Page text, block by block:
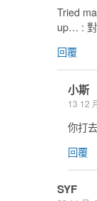
Tried
up… : 對
回覆
小斯
13 12
你打
回覆
SYF